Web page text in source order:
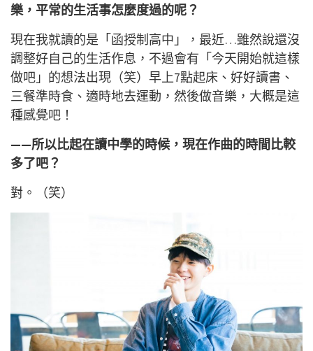
樂，平常的生活事怎麼度過的呢？
現在我就讀的是「函授制高中」，最近…雖然說還沒
調整好自己的生活作息，不過會有「今天開始就這樣
做吧」的想法出現（笑）早上7點起床、好好讀書、
三餐準時食、適時地去運動，然後做音樂，大概是這
種感覺吧！
——所以比起在讀中學的時候，現在作曲的時間比較
多了吧？
對。（笑）